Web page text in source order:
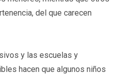
del que carecen
y las escuelas y
hacen que algunos niños